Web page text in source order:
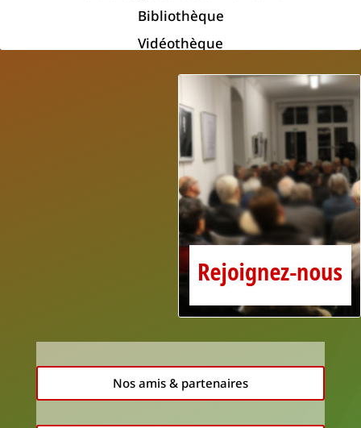
Bibliothèque
Vidéothèque
Nos amis & partenaires